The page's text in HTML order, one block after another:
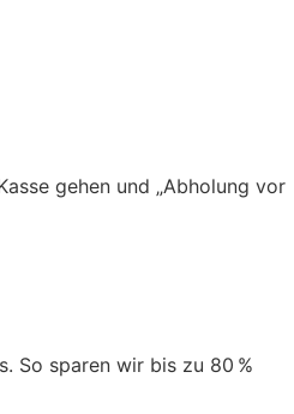
gehen und „Abholung vor
So sparen wir bis zu 80 %